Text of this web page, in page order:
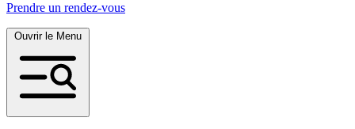
Prendre un rendez-vous